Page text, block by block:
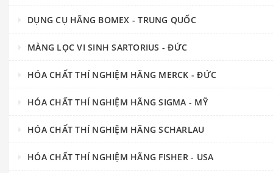
DỤNG CỤ HÃNG BOMEX - TRUNG QUỐC
MÀNG LỌC VI SINH SARTORIUS - ĐỨC
HÓA CHẤT THÍ NGHIỆM HÃNG MERCK - ĐỨC
HÓA CHẤT THÍ NGHIỆM HÃNG SIGMA - MỸ
HÓA CHẤT THÍ NGHIỆM HÃNG SCHARLAU
HÓA CHẤT THÍ NGHIỆM HÃNG FISHER - USA